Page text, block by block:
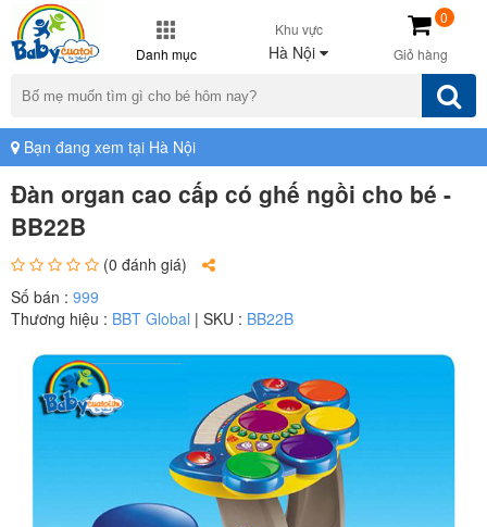
Danh mục
Khu vực
Hà Nội Giỏ hàng
0
Bạn đang xem tại Hà Nội
Đàn organ cao cấp có ghế ngồi cho bé -
BB22B
(0 đánh giá)
Số bán : 999
Thương hiệu : BBT Global | SKU : BB22B